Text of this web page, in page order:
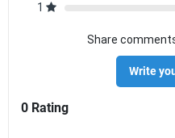
1
Share
Write
0 Rating